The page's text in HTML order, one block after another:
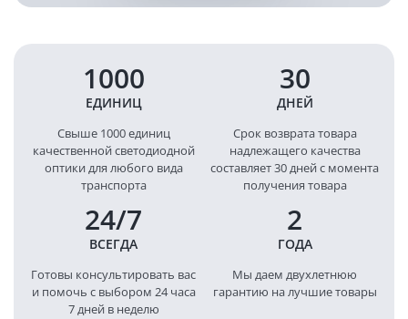
1000
ЕДИНИЦ
Свыше 1000 единиц
качественной светодиодной
оптики для любого вида
транспорта
30
ДНЕЙ
Срок возврата товара
надлежащего качества
составляет 30 дней с момента
получения товара
24/7
ВСЕГДА
Готовы консультировать вас
и помочь с выбором 24 часа
7 дней в неделю
2
ГОДА
Мы даем двухлетнюю
гарантию на лучшие товары